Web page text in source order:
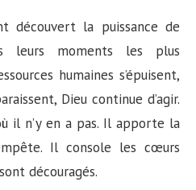
découvert la puissance de
leurs moments les plus
humaines s’épuisent,
Dieu continue d’agir.
il n’y en a pas. Il apporte la
Il console les cœurs
découragés.